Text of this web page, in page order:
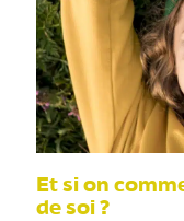
Et si on
de soi ?